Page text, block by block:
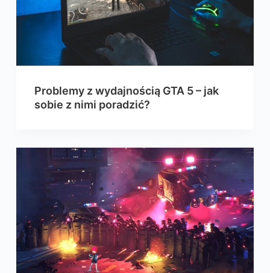
Problemy z wydajnością GTA 5 – jak
sobie z nimi poradzić?